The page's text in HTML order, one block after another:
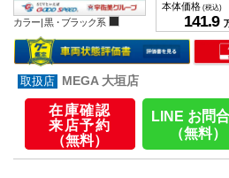
カラー |黒・ブラック系
本体価格 (税込)
141.9
MEGA 大垣店
在庫確認
来店予約
（無料）
LINE お問
（無料）